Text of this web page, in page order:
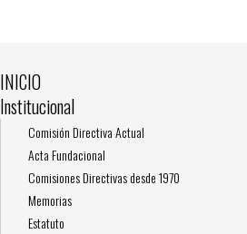
INICIO
Institucional
Comisión Directiva Actual
Acta Fundacional
Comisiones Directivas desde 1970
Memorias
Estatuto